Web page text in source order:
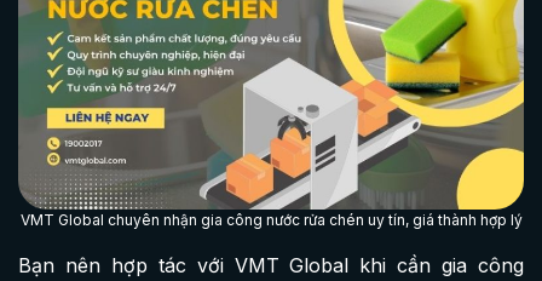
VMT Global chuyên nhận gia công nước rửa chén uy tín, giá thành hợp lý
Bạn nên hợp tác với VMT Global khi cần gia công